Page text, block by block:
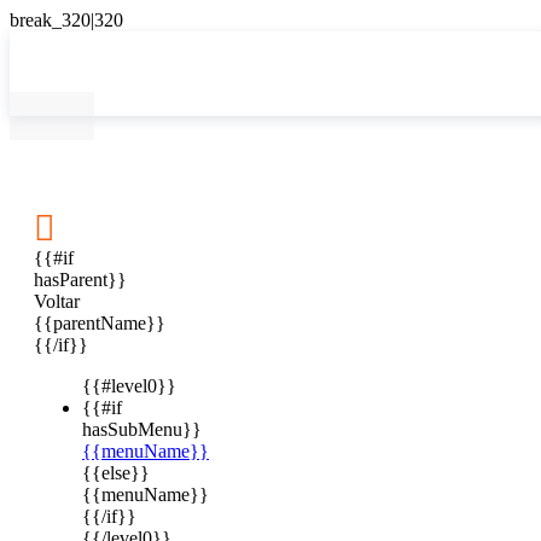

{{#if
hasParent}}
Voltar
{{parentName}}
{{/if}}
{{#level0}}
{{#if
hasSubMenu}}
{{menuName}}
{{else}}
{{menuName}}
{{/if}}